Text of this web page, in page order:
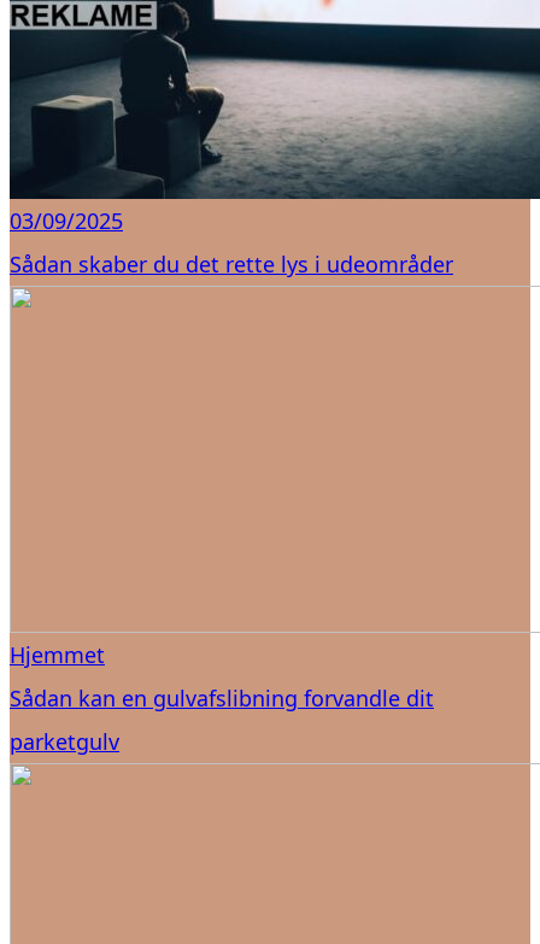
03/09/2025
Sådan skaber du det rette lys i udeområder
Hjemmet
Sådan kan en gulvafslibning forvandle dit
parketgulv